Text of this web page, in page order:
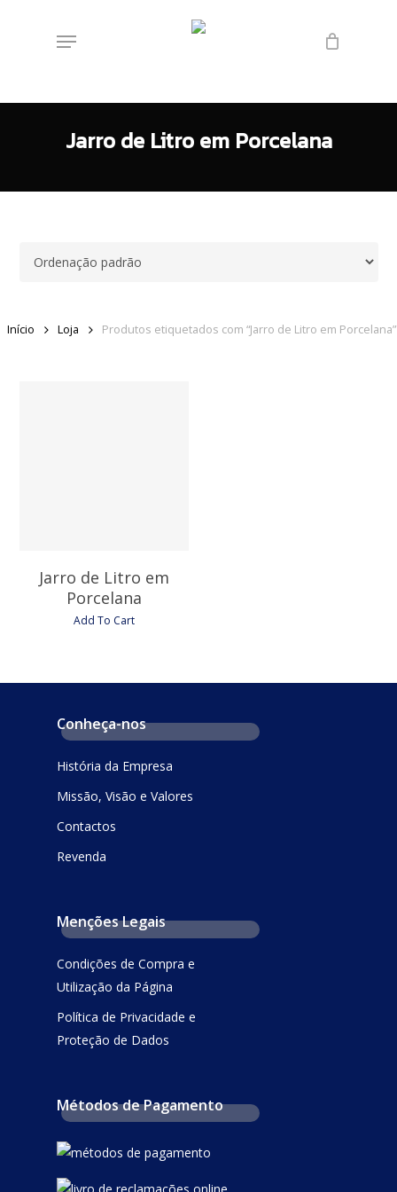
Menu
Jarro de Litro em Porcelana
Início Loja Produtos etiquetados com “Jarro de Litro em Porcelana”
Jarro de Litro em
Porcelana
Add To Cart
Conheça-nos
História da Empresa
Missão, Visão e Valores
Contactos
Revenda
Menções Legais
Condições de Compra e
Utilização da Página
Política de Privacidade e
Proteção de Dados
Métodos de Pagamento